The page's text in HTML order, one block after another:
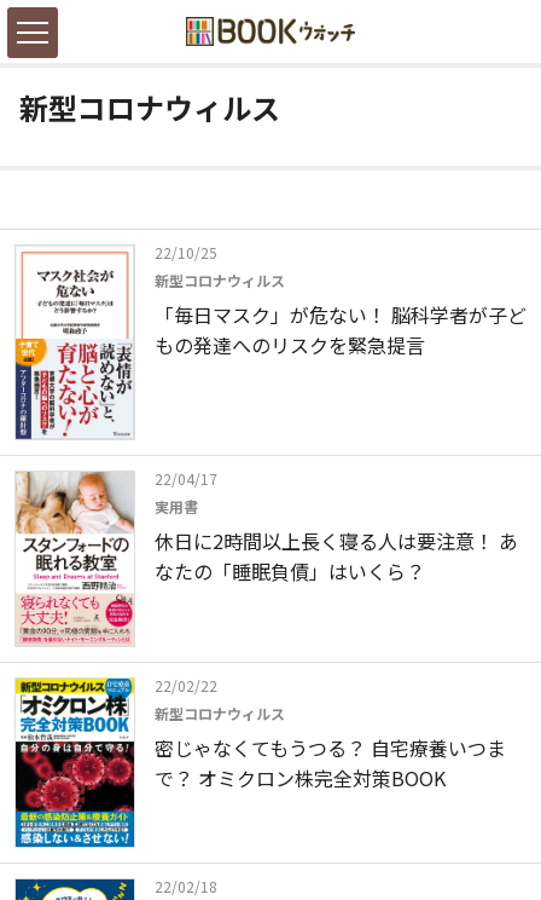
新型コロナウィルス
22/10/25
新型コロナウィルス
「毎日マスク」が危ない！ 脳科学者が子ど
もの発達へのリスクを緊急提言
22/04/17
実用書
休日に2時間以上長く寝る人は要注意！ あ
なたの「睡眠負債」はいくら？
22/02/22
新型コロナウィルス
密じゃなくてもうつる？ 自宅療養いつま
で？ オミクロン株完全対策BOOK
22/02/18